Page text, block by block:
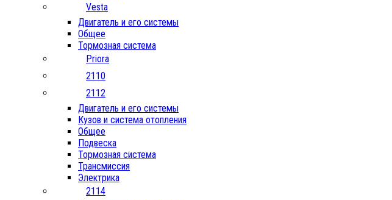
Vesta
Двигатель и его системы
Общее
Тормозная система
Priora
2110
2112
Двигатель и его системы
Кузов и система отопления
Общее
Подвеска
Тормозная система
Трансмиссия
Электрика
2114